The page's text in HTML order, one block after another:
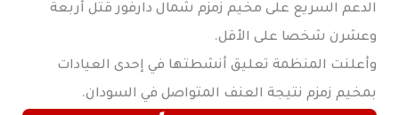
الدعم السريع على مخيم زمزم شمال دارفور قتل أربعة
وعشرن شخصا على الأقل.
وأعلنت المنظمة تعليق أنشطتها في إحدى العيادات
بمخيم زمزم نتيجة العنف المتواصل في السودان.